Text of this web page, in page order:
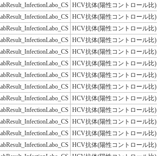
HCV抗体(陽性コントロール比)
HCV抗体(陽性コントロール比)
HCV抗体(陽性コントロール比)
HCV抗体(陽性コントロール比)
HCV抗体(陽性コントロール比)
HCV抗体(陽性コントロール比)
HCV抗体(陽性コントロール比)
HCV抗体(陽性コントロール比)
HCV抗体(陽性コントロール比)
HCV抗体(陽性コントロール比)
HCV抗体(陽性コントロール比)
HCV抗体(陽性コントロール比)
HCV抗体(陽性コントロール比)